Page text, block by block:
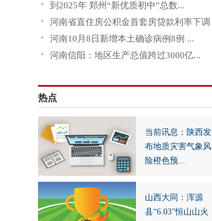
到2025年 郑州“新优质初中”总数...
河南省直住房公积金首套房贷款利率下调
河南10月8日新增本土确诊病例8例 ...
河南信阳：地区生产总值跨过3000亿...
热点
当前讯息：陕西发
布地质灾害气象风
险橙色预...
山西大同：浑源
县“6.03”恒山山火